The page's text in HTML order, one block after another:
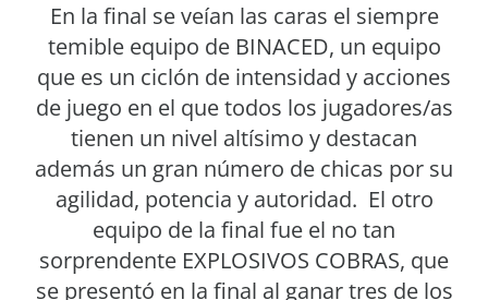
En la final se veían las caras el siempre
temible equipo de BINACED, un equipo
que es un ciclón de intensidad y acciones
de juego en el que todos los jugadores/as
tienen un nivel altísimo y destacan
además un gran número de chicas por su
agilidad, potencia y autoridad. El otro
equipo de la final fue el no tan
sorprendente EXPLOSIVOS COBRAS, que
se presentó en la final al ganar tres de los